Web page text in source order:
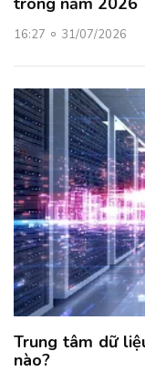
16:27 31/07/2026
Trung tâm dữ
nào?